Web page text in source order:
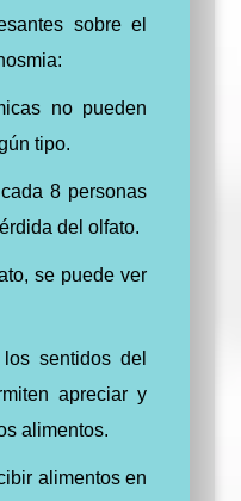
sobre el
no pueden
tipo.
8 personas
del olfato.
se puede ver
sentidos del
apreciar y
alimentos.
alimentos en